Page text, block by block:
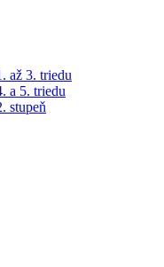
až 3. triedu
a 5. triedu
stupeň